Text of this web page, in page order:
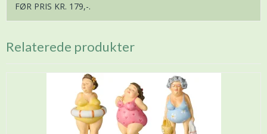
FØR PRIS KR. 179,-.
Relaterede produkter